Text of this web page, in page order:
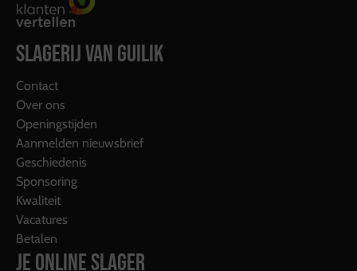
SLAGERIJ VAN GUILIK
Contact
Over ons
Openingstijden
Aanmelden nieuwsbrief
Geschiedenis
Sponsoring
Kwaliteit
Vacatures
Betalen
JE ONLINE SLAGER